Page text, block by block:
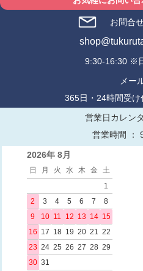
お問合
9:30-16:30 ※
メー
365日・24時間受け
営業日カレン
営業時間 ：
2026年 8月
日 月 火 水 木 金
土
1
2
3 4 5 6 7
8
9
10 11 12 13 14 15
16 17 18 19 20 21 22
23 24 25 26 27 28 29
30 31